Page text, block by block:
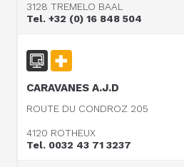
3128 TREMELO BAAL
Tel. +32 (0) 16 848 504
CARAVANES A.J.D
ROUTE DU CONDROZ 205
4120 ROTHEUX
Tel. 0032 43 71 3237